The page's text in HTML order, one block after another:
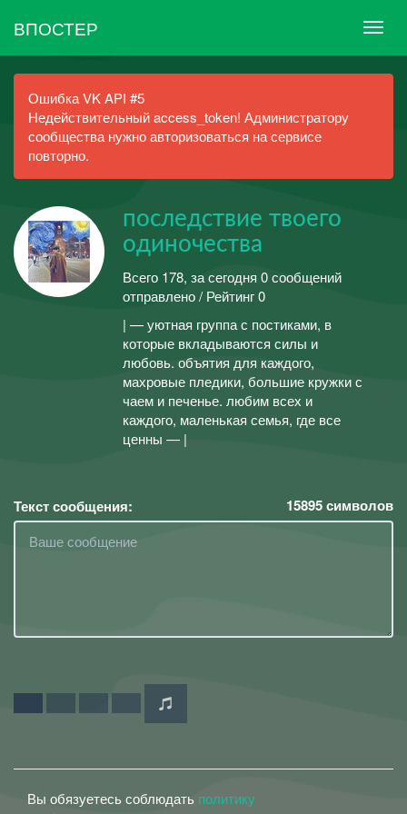
ВПОСТЕР
Ошибка VK API #5
Недействительный access_token! Администратору
сообщества нужно авторизоваться на сервисе
повторно.
последствие твоего
одиночества
Всего 178, за сегодня 0 сообщений
отправлено / Рейтинг 0
| — уютная группа с постиками, в
которые вкладываются силы и
любовь. объятия для каждого,
махровые пледики, большие кружки с
чаем и печенье. любим всех и
каждого, маленькая семья, где все
ценны — |
Текст сообщения: 15895символов
Вы обязуетесь соблюдать политику